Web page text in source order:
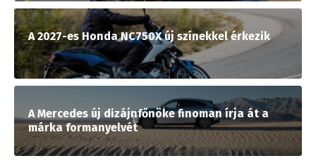
A 2027-es Honda NC750X új színekkel érkezik
A Mercedes új dizájnfőnöke finoman írja át a
márka formanyelvét